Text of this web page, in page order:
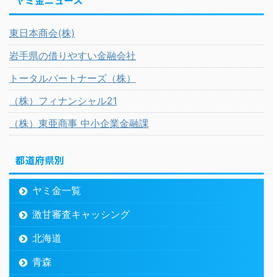
東日本商会(株)
岩手県の借りやすい金融会社
トータルパートナーズ（株）
（株）フィナンシャル21
（株）東亜商事 中小企業金融課
都道府県別
ヤミ金一覧
激甘審査キャッシング
北海道
青森